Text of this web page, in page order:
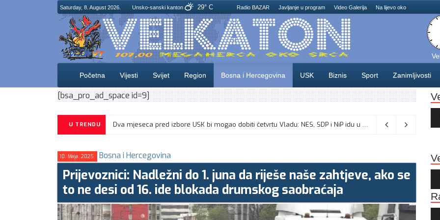
Saturday, 8. August 2026. Unsko-sanski kanton 29° C Radio BAZAR Javljanje u program Video Galerija Na lijevo oko
Početna Vijesti Svijet Region Bosna i Hercegovina USK Biznis Sport Zanimljivosti
[bsa_pro_ad_space id=9]
U TRENDU Dva mjeseca pred izbore USK bi mogao dobiti četvrtu Vladu: NES, SDP i NiP idu u opoziciju, sjednica u ponedjeljak?
10. Maja. 2025. Bosna i Hercegovina
Prijevoznici: Nadležni do 1. juna da riješe naše zahtjeve, ako se
to ne desi od 16. ide blokada drumskog saobraćaja